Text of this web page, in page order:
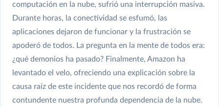
computación en la nube, sufrió una interrupción masiva.
Durante horas, la conectividad se esfumó, las
aplicaciones dejaron de funcionar y la frustración se
apoderó de todos. La pregunta en la mente de todos era:
¿qué demonios ha pasado? Finalmente, Amazon ha
levantado el velo, ofreciendo una explicación sobre la
causa raíz de este incidente que nos recordó de forma
contundente nuestra profunda dependencia de la nube.